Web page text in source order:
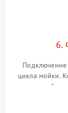
6.
Подключение
цикла мойки.
до нужной
штатного